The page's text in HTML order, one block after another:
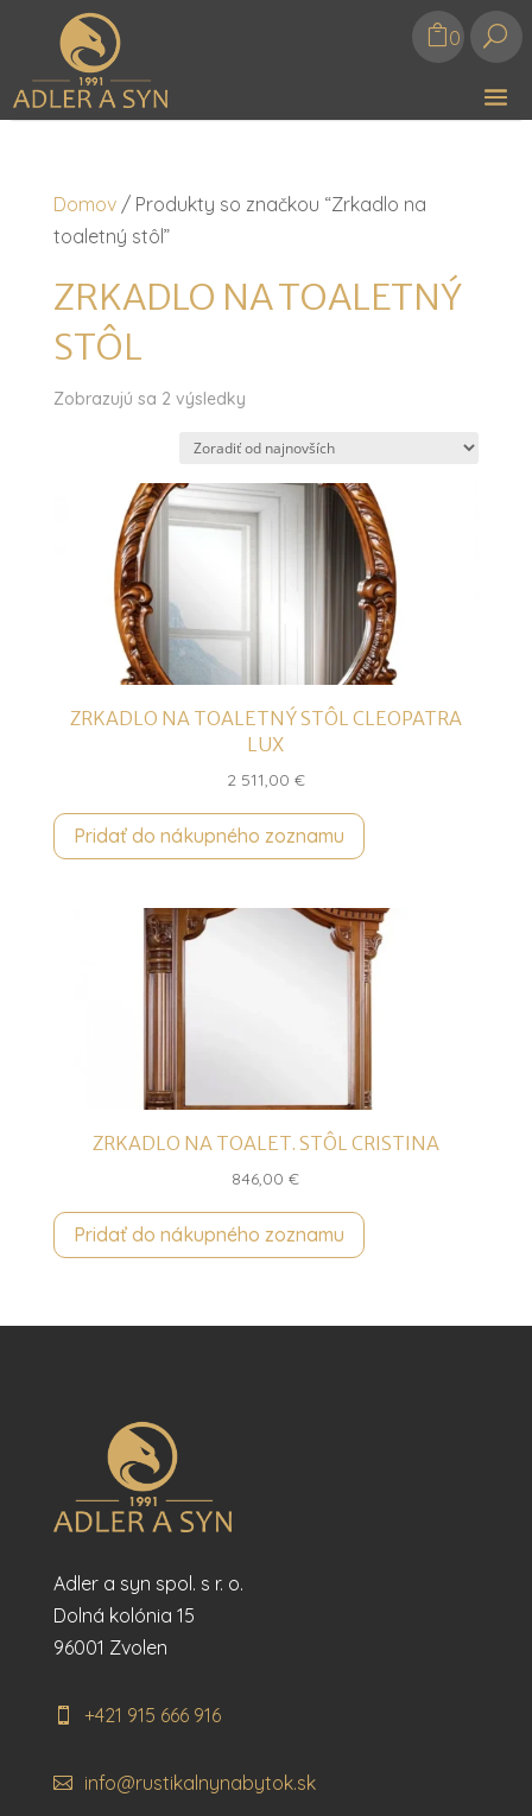
0 U
Domov/ Produkty so značkou “Zrkadlo na
toaletný stôl”
ZRKADLO NA TOALETNÝ
STÔL
Zobrazujú sa 2 výsledkyZoradené
najnovších
ZRKADLO NA TOALETNÝ STÔL CLEOPATRA
LUX
2 511,00 €
Pridať do nákupného zoznamu
ZRKADLO NA TOALET. STÔL CRISTINA
846,00€
Pridať do nákupného zoznamu
Adler a syn spol. s r. o.
Dolná kolónia 15
96001 Zvolen
+421 915 666 916
info@rustikalnynabytok.sk